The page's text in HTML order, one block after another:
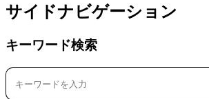
サイドナビゲーション
キーワード検索